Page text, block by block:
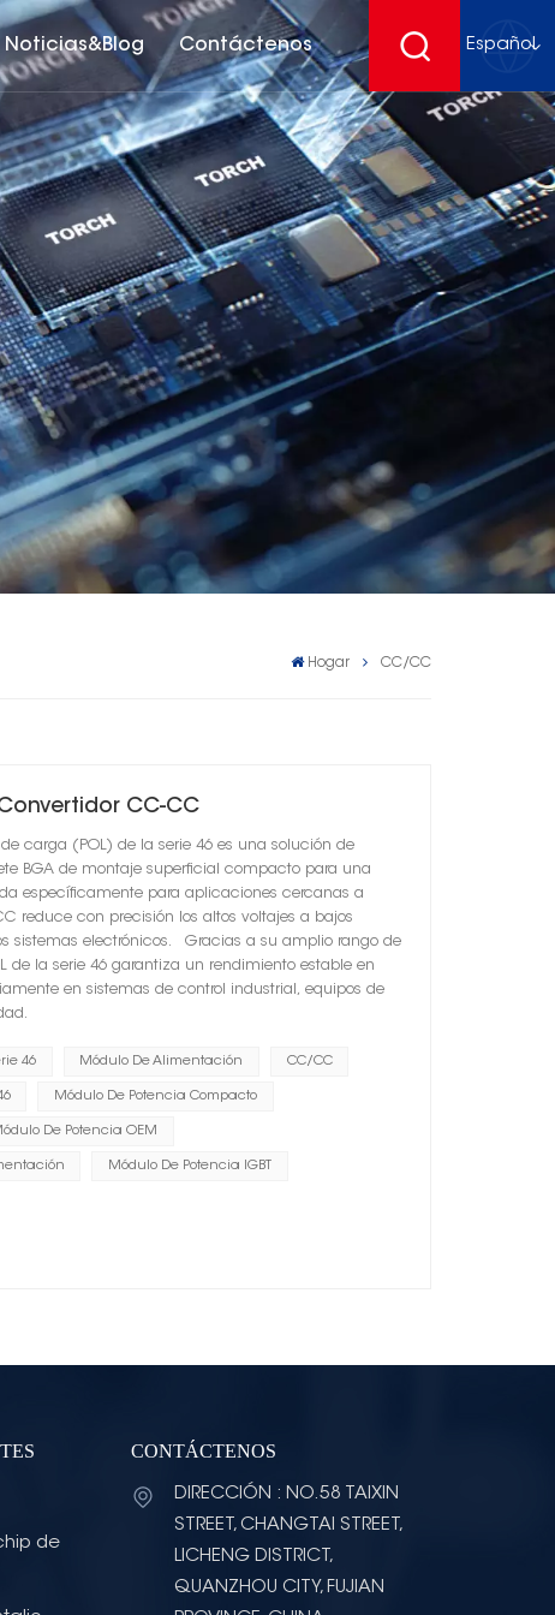
Noticias&Blog Contáctenos Español
English
français
Deutsch
español
Hogar CC/CC
CC-CC
carga (POL) de la serie 46 es una solución de
BGA de montaje superficial compacto para una
específicamente para aplicaciones cercanas a
reduce con precisión los altos voltajes a bajos
sistemas electrónicos. Gracias a su amplio rango de
de la serie 46 garantiza un rendimiento estable en
en sistemas de control industrial, equipos de
46 Módulo De Alimentación CC/CC
Módulo De Potencia Compacto
De Potencia OEM
Módulo De Potencia IGBT
de
CONTÁCTENOS
DIRECCIÓN : NO.58 TAIXIN
STREET, CHANGTAI STREET,
LICHENG DISTRICT,
QUANZHOU CITY, FUJIAN